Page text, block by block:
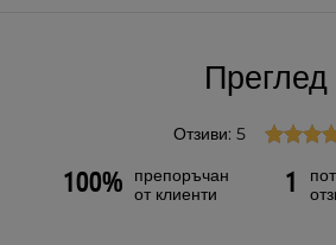
Преглед
Отзиви: 5
100%
препоръчан
от клиенти
1